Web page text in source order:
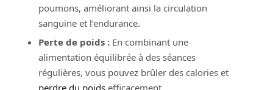
poumons, améliorant ainsi la circulation
sanguine et l’endurance.
Perte de poids :En combinant une
alimentation équilibrée à des séances
régulières, vous pouvez brûler des calories et